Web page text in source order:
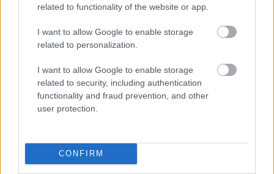
related to functionality of the website or app.
I want to allow Google to enable storage
related to personalization.
I want to allow Google to enable storage
related to security, including authentication
functionality and fraud prevention, and other
user protection.
CONFIRM
senki más előtte: fogott egy kis költségvetésű sci-fit,
és éppen ellenkezőleg forgatta le, mint ahogy
büdzsé ismeretében velem együtt minden néző
valószínűleg egy ambiciózus…
Az emlékek őre / The Giver (2014)
A képregényfilmek mellett a tiniknek készült